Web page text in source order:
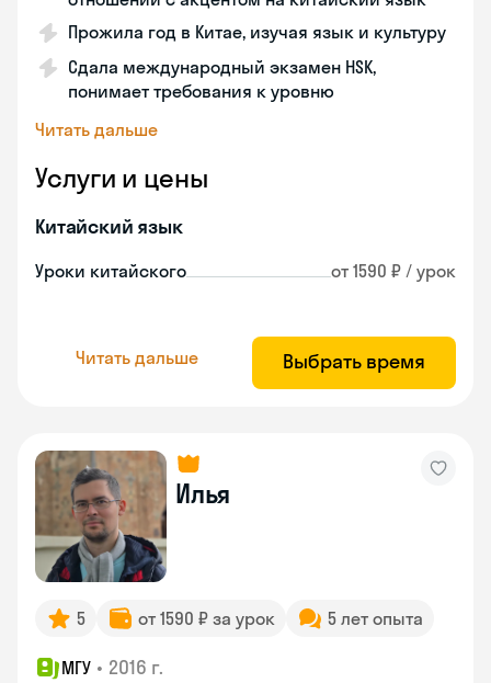
Прожила год в Китае, изучая язык и культуру
Сдала международный экзамен HSK,
понимает требования к уровню
Читать дальше
Услуги и цены
Китайский язык
Уроки китайского от 1590 ₽ / урок
Читать дальше Выбрать время
Илья
5 от 1590 ₽ за урок 5 лет опыта
МГУ • 2016 г.